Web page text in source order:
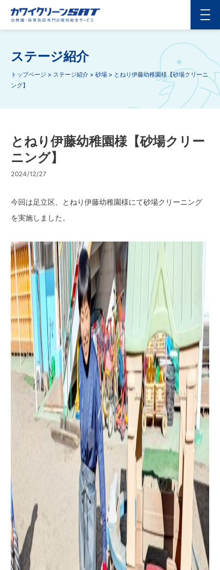
ステージ紹介
トップページ > ステージ紹介 > 砂場 > とねり伊藤幼稚園様【砂場クリーニ
ング】
とねり伊藤幼稚園様【砂場クリー
ニング】
2024/12/27
今回は足立区、とねり伊藤幼稚園様にて砂場クリーニング
を実施しました。